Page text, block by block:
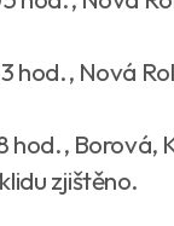
hod., Nová
hod., Borová,
zjištěno.